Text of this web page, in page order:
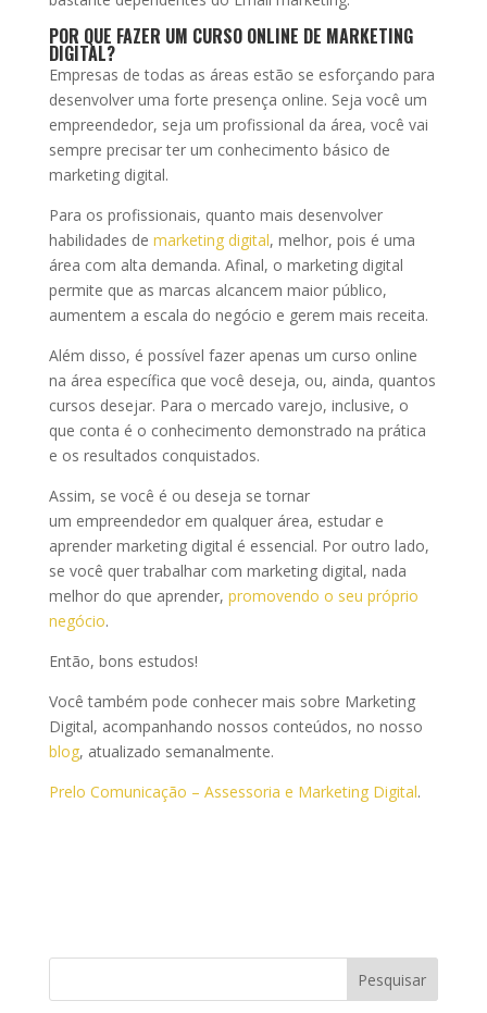
POR QUE FAZER UM CURSO ONLINE DE MARKETING
DIGITAL?
Empresas de todas as áreas estão se esforçando para
desenvolver uma forte presença online. Seja você um
empreendedor, seja um profissional da área, você vai
sempre precisar ter um conhecimento básico de
marketing digital.
Para os profissionais, quanto mais desenvolver
habilidades de marketing digital, melhor, pois é uma
área com alta demanda. Afinal, o marketing digital
permite que as marcas alcancem maior público,
aumentem a escala do negócio e gerem mais receita.
Além disso, é possível fazer apenas um curso online
na área específica que você deseja, ou, ainda, quantos
cursos desejar. Para o mercado varejo, inclusive, o
que conta é o conhecimento demonstrado na prática
e os resultados conquistados.
Assim, se você é ou deseja se tornar
um empreendedor em qualquer área, estudar e
aprender marketing digital é essencial. Por outro lado,
se você quer trabalhar com marketing digital, nada
melhor do que aprender, promovendo o seu próprio
negócio.
Então, bons estudos!
Você também pode conhecer mais sobre Marketing
Digital, acompanhando nossos conteúdos, no nosso
blog, atualizado semanalmente.
Prelo Comunicação – Assessoria e Marketing Digital.